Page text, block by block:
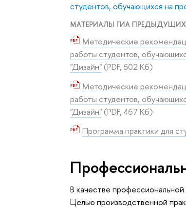
студентов, обучающихся на
МАТЕРИАЛЫ ГИА ПРЕДЫДУЩИХ
Методические
работы студентов,
"Дизайн" (PDF, 502 Кб)
Методические
работы студентов,
"Дизайн" (PDF, 467 Кб)
Программа практики для
В качестве
Целью производственной